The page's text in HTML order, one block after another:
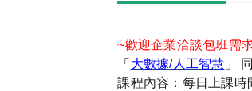
~歡迎企業洽談包班需
「 大數據/人工智慧 」
課程內容：每日上課